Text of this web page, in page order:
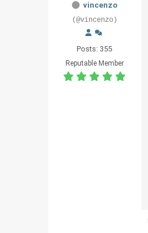
vincenzo
(@vincenzo)
Posts: 355
Reputable Member